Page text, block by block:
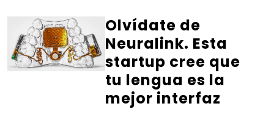
Olvídate de
Neuralink. Esta
startup cree que
tu lengua es la
mejor interfaz